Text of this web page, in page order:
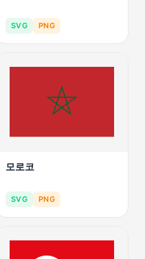
SVG PNG
모로코
SVG PNG